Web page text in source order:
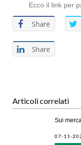
Ecco il link per
Share
Share
Articoli correlati
Sui
07-11-